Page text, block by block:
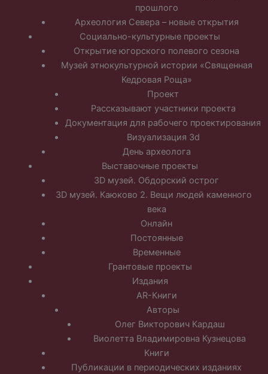
прошлого
Археология Севера – новые открытия
Социально-культурные проекты
Открытие югорского полевого сезона
Музей этнокультурной истории «Священная
Кедровая Роща»
Проект
Рассказывают участники проекта
Документация для рабочего проектирования
Визуализация 3d
День археолога
Выставочные проекты
3D музей. Обдорский острог
3D музей. Каюково 2. Вещи людей каменного
века
Онлайн
Постоянные
Временные
Грантовые проекты
Издания
AR-Книги
Авторы
Олег Викторович Кардаш
Виолетта Владимировна Кузнецова
Книги
Публикации в периодических изданиях